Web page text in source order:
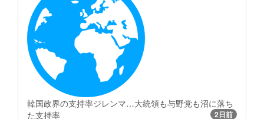
韓国政界の支持率ジレンマ…大統領も与野党も沼に落ち
た支持率
2日前